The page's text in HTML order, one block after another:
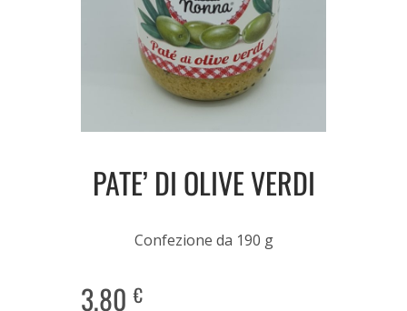
PATE’ DI OLIVE VERDI
Confezione da 190 g
3,80€